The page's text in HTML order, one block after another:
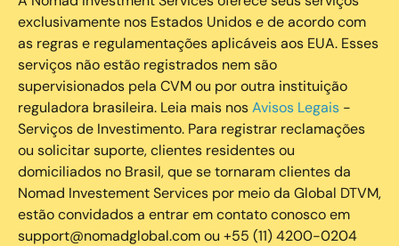
exclusivamente nos Estados Unidos e de acordo com
as regras e regulamentações aplicáveis aos EUA. Esses
serviços não estão registrados nem são
supervisionados pela CVM ou por outra instituição
reguladora brasileira. Leia mais nosAvisos Legais -
Serviços de Investimento. Para registrar reclamações
ou solicitar suporte, clientes residentes ou
domiciliados no Brasil, que se tornaram clientes da
Nomad Investement Services por meio da Global DTVM,
estão convidados a entrar em contato conosco em
support@nomadglobal.com ou +55 (11) 4200-0204